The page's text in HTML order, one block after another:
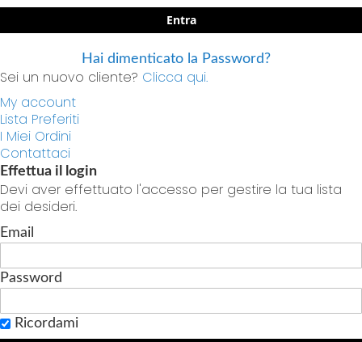
Entra
Hai dimenticato la Password?
Sei un nuovo cliente? Clicca qui.
My account
Lista Preferiti
I Miei Ordini
Contattaci
Effettua il login
Devi aver effettuato l'accesso per gestire la tua lista
dei desideri.
Email
Password
Ricordami